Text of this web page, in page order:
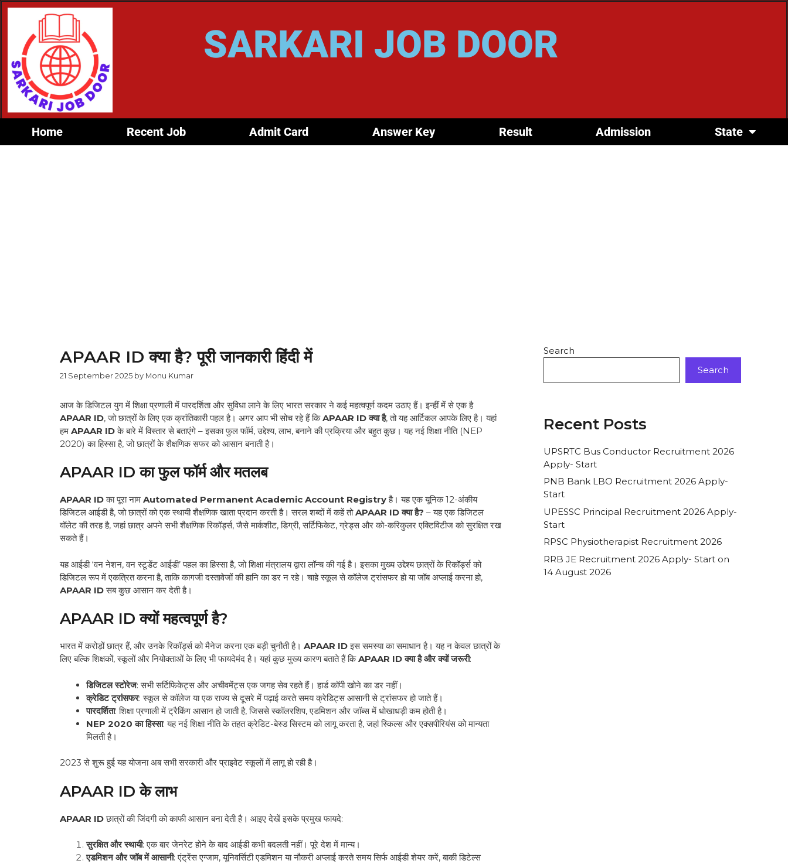
SARKARI JOB DOOR
Home Recent Job Admit Card Answer Key Result Admission State
APAAR ID क्या है? पूरी जानकारी हिंदी में
21 September 2025 by Monu Kumar
आज के डिजिटल युग में शिक्षा प्रणाली में पारदर्शिता और सुविधा लाने के लिए भारत सरकार ने कई महत्वपूर्ण कदम उठाए हैं। इन्हीं में से एक है
APAAR ID, जो छात्रों के लिए एक क्रांतिकारी पहल है। अगर आप भी सोच रहे हैं किAPAAR ID क्या है, तो यह आर्टिकल आपके लिए है। यहां
हम APAAR IDके बारे में विस्तार से बताएंगे – इसका फुल फॉर्म, उद्देश्य, लाभ, बनाने की प्रक्रिया और बहुत कुछ। यह नई शिक्षा नीति (NEP
2020) का हिस्सा है, जो छात्रों के शैक्षणिक सफर को आसान बनाती है।
APAAR ID का फुल फॉर्म और मतलब
APAAR IDका पूरा नाम Automated Permanent Academic Account Registryहै। यह एक यूनिक 12-अंकीय
डिजिटल आईडी है, जो छात्रों को एक स्थायी शैक्षणिक खाता प्रदान करती है। सरल शब्दों में कहें तोAPAAR ID क्या है? – यह एक डिजिटल
वॉलेट की तरह है, जहां छात्र अपने सभी शैक्षणिक रिकॉर्ड्स, जैसे मार्कशीट, डिग्री, सर्टिफिकेट, ग्रेड्स और को-करिकुलर एक्टिविटीज को सुरक्षित रख
सकते हैं।
यह आईडी ‘वन नेशन, वन स्टूडेंट आईडी’ पहल का हिस्सा है, जो शिक्षा मंत्रालय द्वारा लॉन्च की गई है। इसका मुख्य उद्देश्य छात्रों के रिकॉर्ड्स को
डिजिटल रूप में एकत्रित करना है, ताकि कागजी दस्तावेजों की हानि का डर न रहे। चाहे स्कूल से कॉलेज ट्रांसफर हो या जॉब अप्लाई करना हो,
APAAR IDसब कुछ आसान कर देती है।
APAAR ID क्यों महत्वपूर्ण है?
भारत में करोड़ों छात्र हैं, और उनके रिकॉर्ड्स को मैनेज करना एक बड़ी चुनौती है। APAAR IDइस समस्या का समाधान है। यह न केवल छात्रों के
लिए बल्कि शिक्षकों, स्कूलों और नियोक्ताओं के लिए भी फायदेमंद है। यहां कुछ मुख्य कारण बताते हैं किAPAAR ID क्या है और क्यों जरूरी:
डिजिटल स्टोरेज: सभी सर्टिफिकेट्स और अचीवमेंट्स एक जगह सेव रहते हैं। हार्ड कॉपी खोने का डर नहीं।
क्रेडिट ट्रांसफर: स्कूल से कॉलेज या एक राज्य से दूसरे में पढ़ाई करते समय क्रेडिट्स आसानी से ट्रांसफर हो जाते हैं।
पारदर्शिता: शिक्षा प्रणाली में ट्रैकिंग आसान हो जाती है, जिससे स्कॉलरशिप, एडमिशन और जॉब्स में धोखाधड़ी कम होती है।
NEP 2020 का हिस्सा: यह नई शिक्षा नीति के तहत क्रेडिट-बेस्ड सिस्टम को लागू करता है, जहां स्किल्स और एक्सपीरियंस को मान्यता
मिलती है।
2023 से शुरू हुई यह योजना अब सभी सरकारी और प्राइवेट स्कूलों में लागू हो रही है।
APAAR ID के लाभ
APAAR IDछात्रों की जिंदगी को काफी आसान बना देती है। आइए देखें इसके प्रमुख फायदे:
सुरक्षित और स्थायी: एक बार जेनरेट होने के बाद आईडी कभी बदलती नहीं। पूरे देश में मान्य।
एडमिशन और जॉब में आसानी: एंट्रेंस एग्जाम, यूनिवर्सिटी एडमिशन या नौकरी अप्लाई करते समय सिर्फ आईडी शेयर करें, बाकी डिटेल्स
Search
Search
Recent Posts
UPSRTC Bus Conductor Recruitment 2026
Apply- Start
PNB Bank LBO Recruitment 2026 Apply-
Start
UPESSC Principal Recruitment 2026 Apply-
Start
RPSC Physiotherapist Recruitment 2026
RRB JE Recruitment 2026 Apply- Start on
14 August 2026